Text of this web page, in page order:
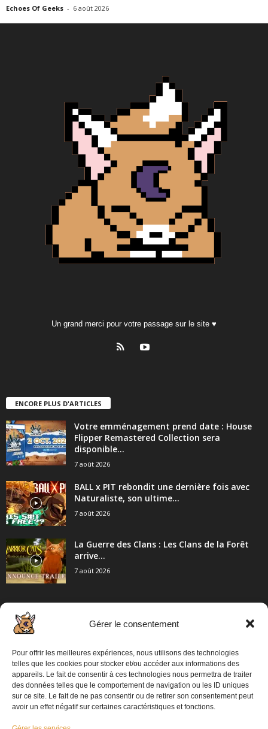
Gérer le consentement
Pour offrir les meilleures expériences, nous utilisons des technologies
telles que les cookies pour stocker et/ou accéder aux informations des
appareils. Le fait de consentir à ces technologies nous permettra de traiter
des données telles que le comportement de navigation ou les ID uniques
sur ce site. Le fait de ne pas consentir ou de retirer son consentement peut
avoir un effet négatif sur certaines caractéristiques et fonctions.
Echoes Of Geeks - 6 août 2026
Un grand merci pour votre passage sur le site ♥
ENCORE PLUS D'ARTICLES
Votre emménagement prend date : House
Flipper Remastered Collection sera
disponible...
7 août 2026
BALL x PIT rebondit une dernière fois avec
Naturaliste, son ultime...
7 août 2026
La Guerre des Clans : Les Clans de la Forêt
arrive...
7 août 2026
CATÉGORIE POPULAIRE
PC
Playstation 5 698
XBOX 574